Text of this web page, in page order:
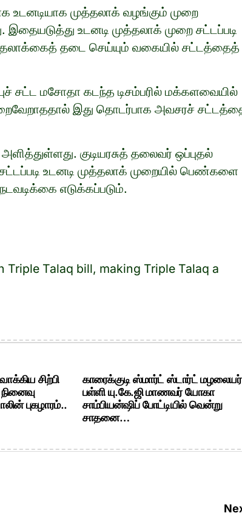
உடனடியாக முத்தலாக் வழங்கும் முறை
உடனடி முத்தலாக் முறை சட்டப்படி
தடை செய்யும் வகையில் சட்டத்தைத்
சட்ட மசோதா கடந்த டிசம்பரில் மக்களவையில்
இது தொடர்பாக அவசரச்
குடியரசுத் தலைவர் ஒப்புதல்
உடனடி முத்தலாக் முறையில் பெண்களை
எடுக்கப்படும்.
Talaq bill, making Triple Talaq a
சிற்பி
புகழாரம்..
காரைக்குடி ஸ்மார்ட் ஸ்டார்ட் மழலையர்
பள்ளி யு.கே.ஜி மாணவர் யோகா
சாம்பியன்ஷிப் போட்டியில் வென்று
சாதனை…